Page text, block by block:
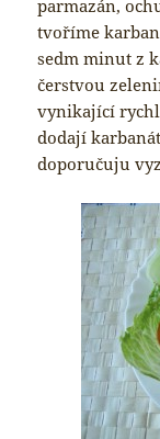
parmazán,
tvoříme
sedm minut z
čerstvou
vynikající
dodají
doporučuju